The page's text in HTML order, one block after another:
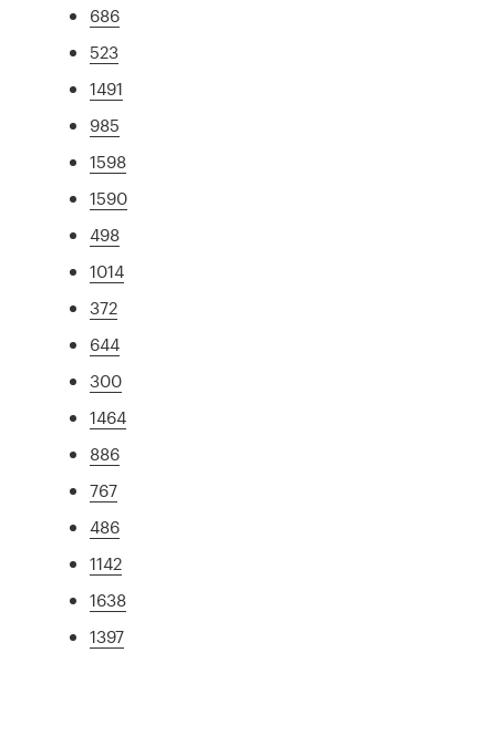
686
523
1491
985
1598
1590
498
1014
372
644
300
1464
886
767
486
1142
1638
1397